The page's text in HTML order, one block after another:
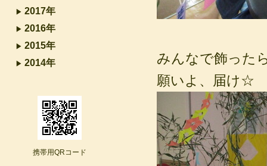
みんなで飾った
願いよ、届け☆
2017年
2016年
2015年
2014年
携帯用QRコード